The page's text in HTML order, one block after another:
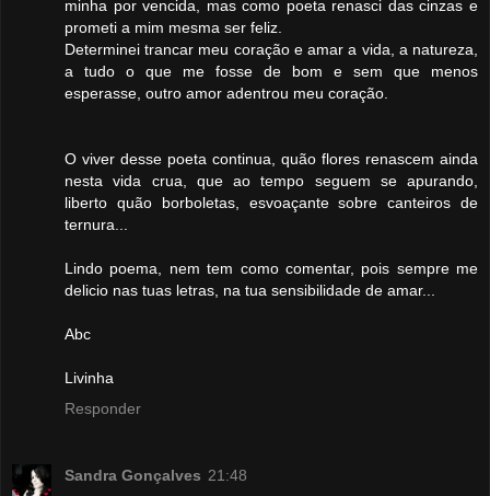
minha por vencida, mas como poeta renasci das cinzas e
prometi a mim mesma ser feliz.
Determinei trancar meu coração e amar a vida, a natureza,
a tudo o que me fosse de bom e sem que menos
esperasse, outro amor adentrou meu coração.
O viver desse poeta continua, quão flores renascem ainda
nesta vida crua, que ao tempo seguem se apurando,
liberto quão borboletas, esvoaçante sobre canteiros de
ternura...
Lindo poema, nem tem como comentar, pois sempre me
delicio nas tuas letras, na tua sensibilidade de amar...
Abc
Livinha
Responder
Sandra Gonçalves 21:48